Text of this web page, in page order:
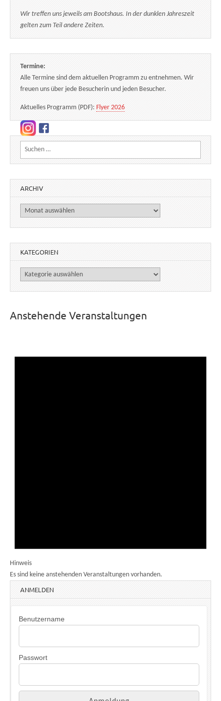
Wir treffen uns jeweils am Bootshaus. In der dunklen Jahreszeit
gelten zum Teil andere Zeiten.
Termine:
Alle Termine sind dem aktuellen Programm zu entnehmen. Wir
freuen uns über jede Besucherin und jeden Besucher.
Aktuelles Programm (PDF): Flyer 2026
Suchen nach:
ARCHIV
Archiv
KATEGORIEN
Kategorien
Anstehende Veranstaltungen
Hinweis
Es sind keine anstehenden Veranstaltungen vorhanden.
ANMELDEN
Benutzername
Passwort